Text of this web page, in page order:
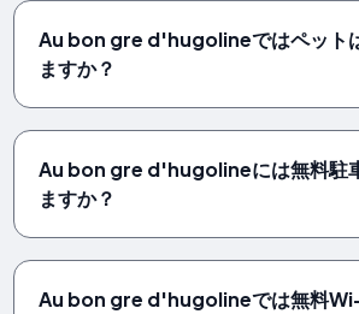
Au bon gre d'hugolineではペット
ますか？
Au bon gre d'hugolineには無料駐
ますか？
Au bon gre d'hugolineでは無料